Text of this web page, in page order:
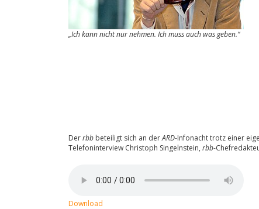
„Ich kann nicht nur nehmen. Ich muss auch was geben.“
Derrbb beteiligt sich an derARD-Infonacht trotz einer
Telefoninterview Christoph Singelnstein, rbb-
Download